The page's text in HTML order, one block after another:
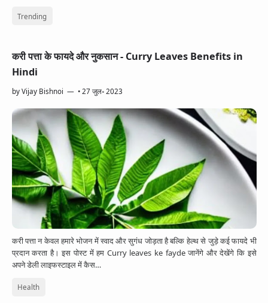
Trending
करी पत्ता के फायदे और नुकसान - Curry Leaves Benefits in
Hindi
byVijay Bishnoi •27 जुल॰ 2023
करी पत्ता न केवल हमारे भोजन में स्वाद और सुगंध जोड़ता है बल्कि हेल्थ से जुड़े कई फायदे भी
प्रदान करता है। इस पोस्ट में हम Curry leaves ke fayde जानेंगे और देखेंगे कि इसे
अपने डेली लाइफस्टाइल में कैस…
Health